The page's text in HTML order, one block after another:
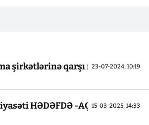
23-07-2024, 10:19
şirkətlərinə qarşı məhkəmə
15-03-2025, 14:33
HƏDƏFDƏ -AÇIQ SABOTAJ